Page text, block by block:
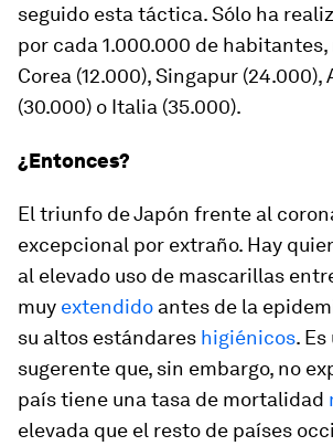
seguido esta táctica. Sólo ha
por cada 1.000.000 de habitantes,
Corea (12.000), Singapur (24.000),
(30.000) o Italia (35.000).
¿Entonces?
El triunfo de Japón frente al
excepcional por extraño. Hay
al elevado uso de mascarillas
muy extendido antes de la
su altos estándares higiénicos.
sugerente que, sin embargo, no
país tiene una tasa de mortalidad
elevada que el resto de países